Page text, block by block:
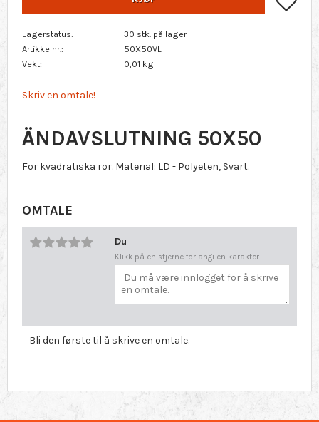
Lagerstatus
30 stk. på lager
Artikkelnr.
50X50VL
Vekt
0,01 kg
Skriv en omtale!
ÄNDAVSLUTNING 50X50
För kvadratiska rör. Material: LD - Polyeten, Svart.
OMTALE
Du
Klikk på en stjerne for angi en karakter
Bli den første til å skrive en omtale.